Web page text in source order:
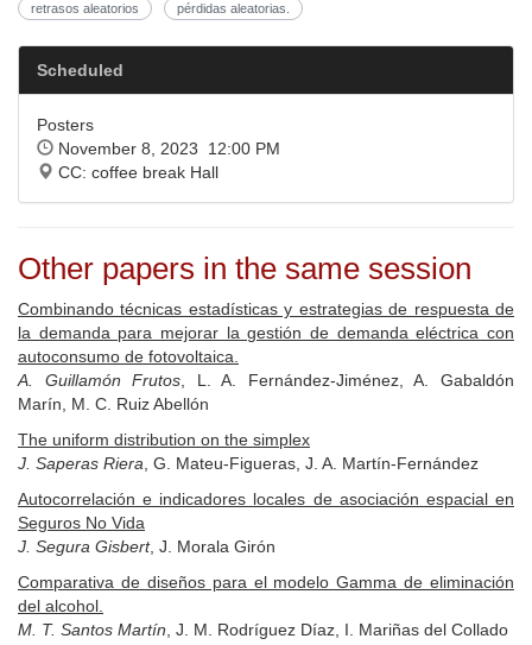
retrasos aleatorios pérdidas aleatorias.
Scheduled
Posters
November 8, 2023 12:00 PM
CC: coffee break Hall
Other papers in the same session
Combinando técnicas estadísticas y estrategias de respuesta de
la demanda para mejorar la gestión de demanda eléctrica con
autoconsumo de fotovoltaica.
A. Guillamón Frutos , L. A. Fernández-Jiménez, A. Gabaldón
Marín, M. C. Ruiz Abellón
The uniform distribution on the simplex
J. Saperas Riera , G. Mateu-Figueras, J. A. Martín-Fernández
Autocorrelación e indicadores locales de asociación espacial en
Seguros No Vida
J. Segura Gisbert, J. Morala Girón
Comparativa de diseños para el modelo Gamma de eliminación
del alcohol.
M. T. Santos Martín , J. M. Rodríguez Díaz, I. Mariñas del Collado